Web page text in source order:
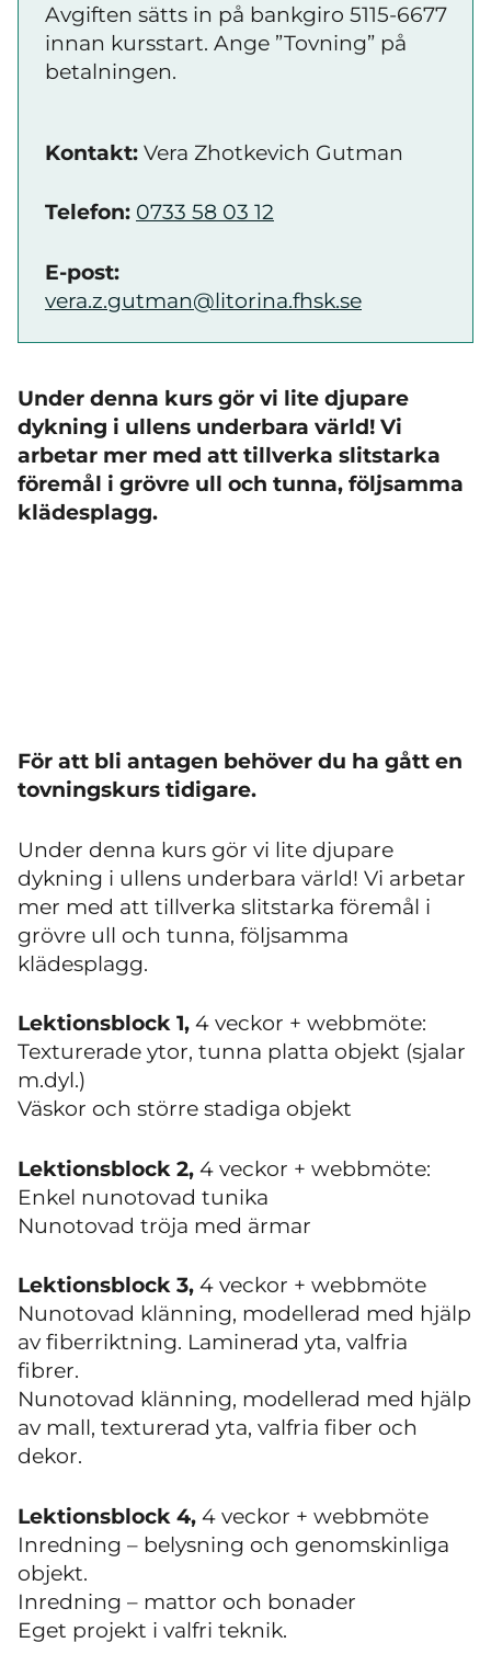
Avgiften sätts in på bankgiro 5115-6677
innan kursstart. Ange ”Tovning” på
betalningen.
Kontakt: Vera Zhotkevich Gutman
Telefon: 0733 58 03 12
E-post:
vera.z.gutman@litorina.fhsk.se
Under denna kurs gör vi lite djupare
dykning i ullens underbara värld! Vi
arbetar mer med att tillverka slitstarka
föremål i grövre ull och tunna, följsamma
klädesplagg.
För att bli antagen behöver du ha gått en
tovningskurs tidigare.
Under denna kurs gör vi lite djupare
dykning i ullens underbara värld! Vi arbetar
mer med att tillverka slitstarka föremål i
grövre ull och tunna, följsamma
klädesplagg.
Lektionsblock 1, 4 veckor + webbmöte:
Texturerade ytor, tunna platta objekt (sjalar
m.dyl.)
Väskor och större stadiga objekt
Lektionsblock 2, 4 veckor + webbmöte:
Enkel nunotovad tunika
Nunotovad tröja med ärmar
Lektionsblock 3, 4 veckor + webbmöte
Nunotovad klänning, modellerad med hjälp
av fiberriktning. Laminerad yta, valfria
fibrer.
Nunotovad klänning, modellerad med hjälp
av mall, texturerad yta, valfria fiber och
dekor.
Lektionsblock 4, 4 veckor + webbmöte
Inredning – belysning och genomskinliga
objekt.
Inredning – mattor och bonader
Eget projekt i valfri teknik.